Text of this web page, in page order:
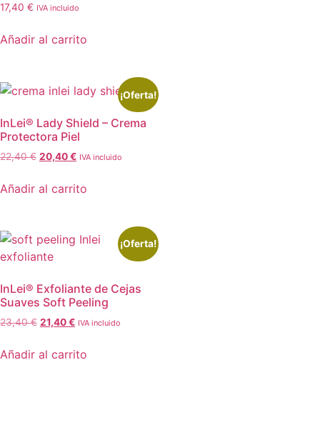
17,40 € IVA incluido
Añadir al carrito
¡Oferta!
InLei® Lady Shield – Crema
Protectora Piel
22,40€ 20,40€ IVA incluido
Añadir al carrito
¡Oferta!
InLei® Exfoliante de Cejas
Suaves Soft Peeling
23,40€ 21,40€ IVA incluido
Añadir al carrito